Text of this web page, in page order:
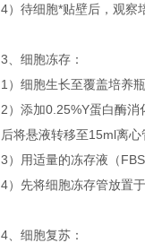
4）待细胞*贴壁后，观察
3、细胞冻存：
1）细胞生长至覆盖培养
2）添加0.25%Y蛋白酶
后将悬液转移至15ml离
3）用适量的冻存液（
4）先将细胞冻存管放置
4、细胞复苏：